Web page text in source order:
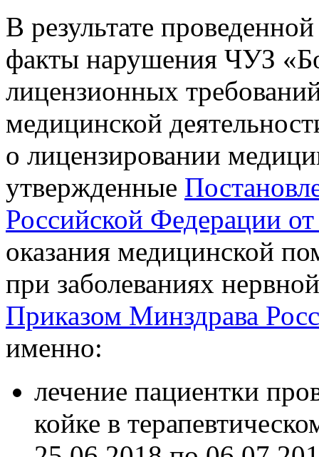
В результате
факты нарушения ЧУЗ
лицензионных
медицинской
о лицензировании
утвержденные
Российской Федерации
оказания медицинской
при заболеваниях
Приказом Минздрава
именно:
лечение пациентки
койке в